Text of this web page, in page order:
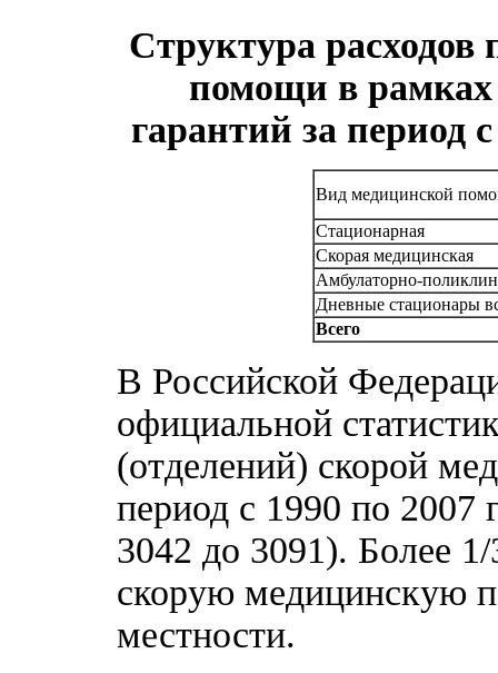
Структура
помощи в рамках
гарантий за период
Вид медицинской
Стационарная
Скорая медицинская
Амбулаторно-
Дневные стационары
Всего
В Российской
официальной
(отделений) скорой
период с 1990 по 2007
3042 до 3091). Более
скорую медицинскую
местности.